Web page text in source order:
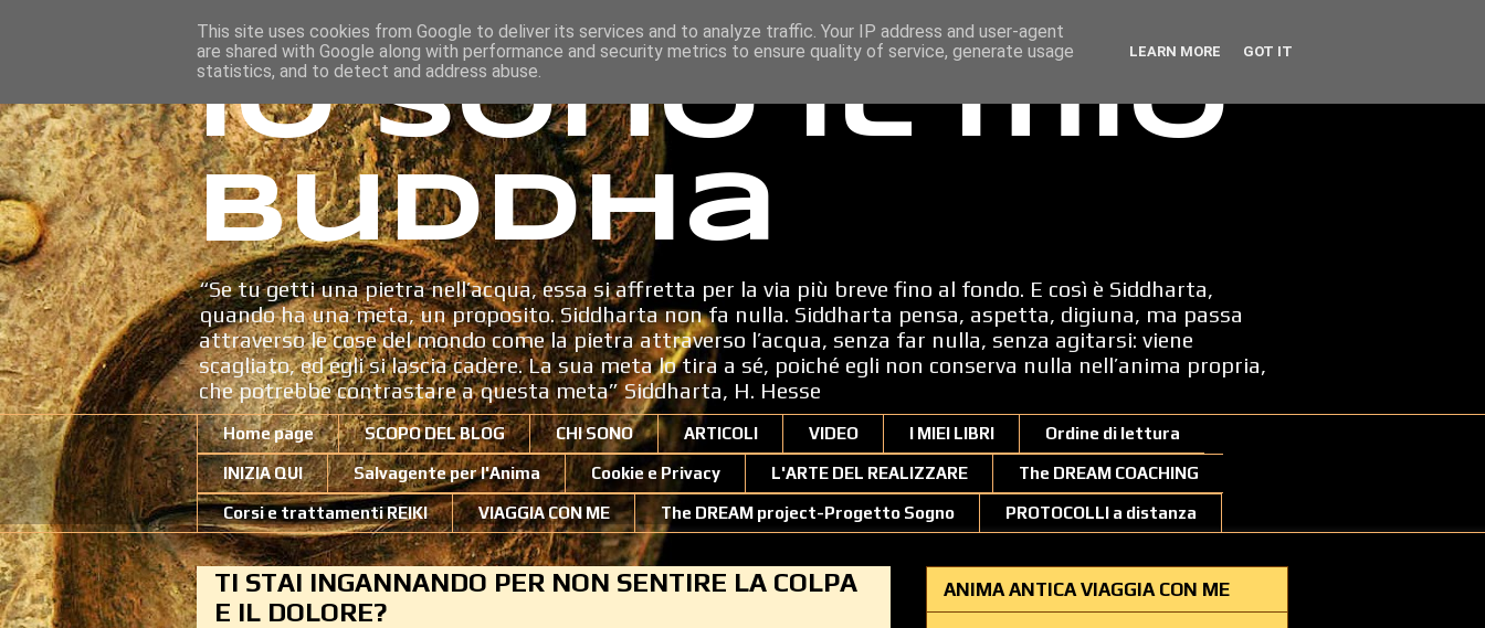
Io sono il mio
Buddha
“Se tu getti una pietra nell’acqua, essa si affretta per la via più breve fino al fondo. E così è Siddharta,
quando ha una meta, un proposito. Siddharta non fa nulla. Siddharta pensa, aspetta, digiuna, ma passa
attraverso le cose del mondo come la pietra attraverso l’acqua, senza far nulla, senza agitarsi: viene
scagliato, ed egli si lascia cadere. La sua meta lo tira a sé, poiché egli non conserva nulla nell’anima propria,
che potrebbe contrastare a questa meta” Siddharta, H. Hesse
Home page SCOPO DEL BLOG CHI SONO ARTICOLI VIDEO I MIEI LIBRI Ordine di lettura
INIZIA QUI Salvagente per l'Anima Cookie e Privacy L'ARTE DEL REALIZZARE The DREAM COACHING
Corsi e trattamenti REIKI VIAGGIA CON ME The DREAM project-Progetto Sogno PROTOCOLLI a distanza
TI STAI INGANNANDO PER NON SENTIRE LA COLPA
E IL DOLORE?
ANIMA ANTICA VIAGGIA CON ME
This site uses cookies from Google to deliver its services and to analyze traffic. Your IP address and user-agent
are shared with Google along with performance and security metrics to ensure quality of service, generate usage
statistics, and to detect and address abuse.
LEARN MORE GOT IT